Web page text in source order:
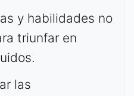
y habilidades no
triunfar en
las